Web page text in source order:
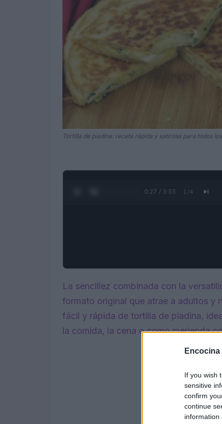
Encocina
If you wish
sensitive
confirm
continue
information
Tortilla de piadina: receta rápida y sabrosa para todos
0:28 / 3:55 1 /4
La sencillez combinada con la
formato original que atrae a adultos y
fácil y rápida de tortilla de piadina,
la comida, la cena o como merienda